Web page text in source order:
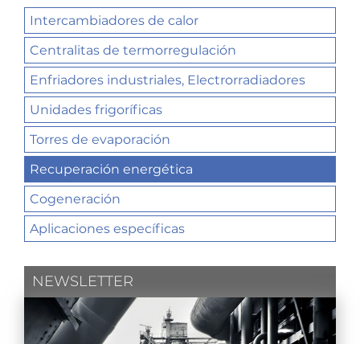
Intercambiadores de calor
Centralitas de termorregulación
Enfriadores industriales, Electrorradiadores
Unidades frigoríficas
Torres de evaporación
Recuperación energética
Cogeneración
Aplicaciones específicas
NEWSLETTER